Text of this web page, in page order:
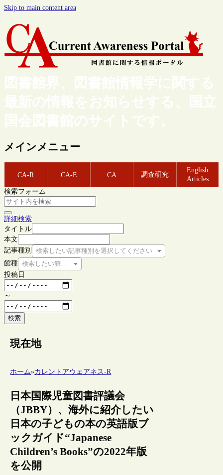
Skip to main content area
図書館界、図書館情報学に関する
最新の情報をお知らせする、国立
国会図書館のサイトです。
メインメニュー
CA-R CA-E CA 調査研究
English
Articles
検索フォーム
詳細検索
タイトル
本文
記事種別
検索したい記事種別を選択してください
館種 検索したい館種を選択してください
投稿日
～
検索
現在地
ホーム»カレントアウェアネス-R
日本国際児童図書評議会
（JBBY）、海外に紹介したい
日本の子どもの本の英語版ブ
ックガイド“Japanese
Children’s Books”の2022年版
を公開